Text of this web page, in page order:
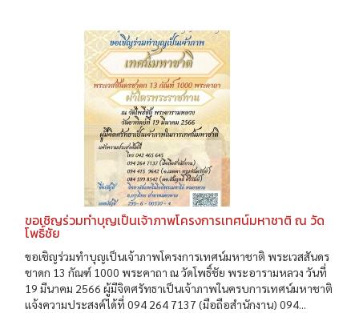
ขอเชิญร่วมทำบุญเป็นเจ้าภาพโครงการเทศน์มหาชาติ ณ วัด
โพธิ์ชัย
ขอเชิญร่วมทำบุญเป็นเจ้าภาพโครงการเทศน์มหาชาติ พระเวสสันดร
ชาดก 13 กัณฑ์ 1000 พระคาถา ณ วัดโพธิ์ชัย พระอารามหลวง วันที่
19 มีนาคม 2566 ผู้มีจิตศรัทธาเป็นเจ้าภาพในครบการเทศน์มหาชาติ
แจ้งความประสงค์ได้ที่ 094 264 7137 (มือถือสำนักงาน) 094...